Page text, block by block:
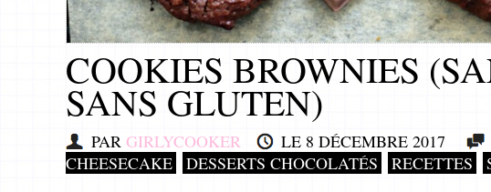
COOKIES BROWNIES
SANS GLUTEN)
PAR GIRLYCOOKER LE 8 DÉCEMBRE 2017
CHEESECAKE
DESSERTS CHOCOLATÉS RECETTES